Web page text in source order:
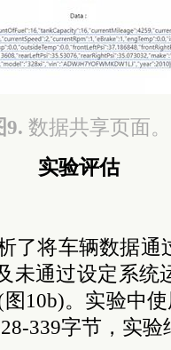
9. 数据共享页面。
实验评估
了将车辆数据通
未通过设定系统
图10b)。实验中
339字节，实验